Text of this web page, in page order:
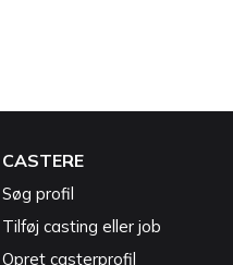
CASTERE
Søg profil
Tilføj casting eller job
Opret casterprofil